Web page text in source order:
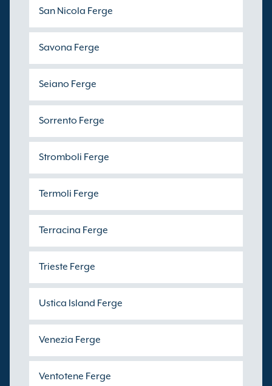
San Nicola Ferge
Savona Ferge
Seiano Ferge
Sorrento Ferge
Stromboli Ferge
Termoli Ferge
Terracina Ferge
Trieste Ferge
Ustica Island Ferge
Venezia Ferge
Ventotene Ferge